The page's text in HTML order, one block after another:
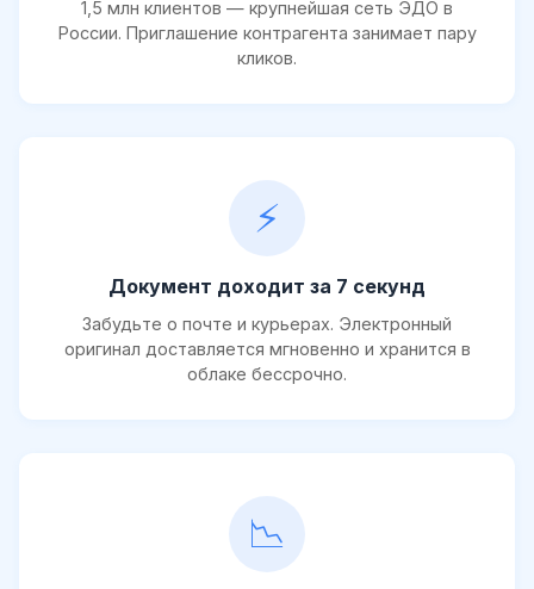
1,5 млн клиентов — крупнейшая сеть ЭДО в
России. Приглашение контрагента занимает пару
кликов.
⚡
Документ доходит за 7 секунд
Забудьте о почте и курьерах. Электронный
оригинал доставляется мгновенно и хранится в
облаке бессрочно.
📉